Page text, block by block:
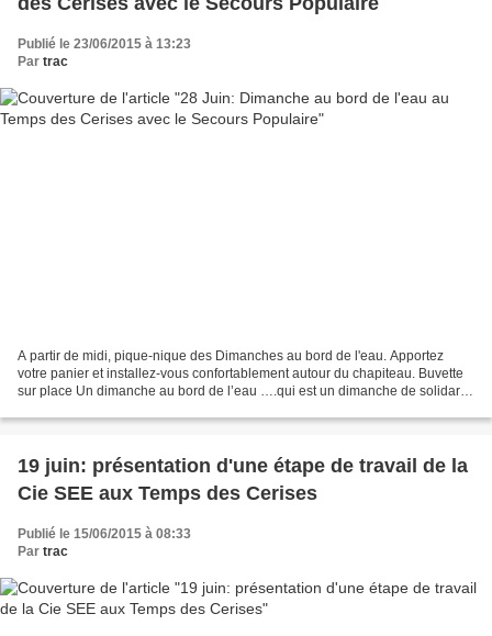
Publié le 23/06/2015 à 13:23
Par trac
A partir de midi, pique-nique des Dimanches au bord de l'eau. Apportez
votre panier et installez-vous confortablement autour du chapiteau. Buvette
sur place Un dimanche au bord de l’eau ….qui est un dimanche de solidarité
19 juin: présentation d'une étape de travail de la
Cie SEE aux Temps des Cerises
Publié le 15/06/2015 à 08:33
Par trac